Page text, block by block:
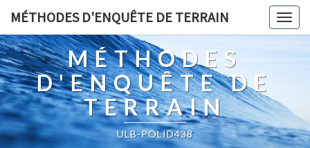
MÉTHODES D'ENQUÊTE DE TERRAIN
MÉTHODES
D'ENQUÊTE DE
TERRAIN
ULB-POLID438